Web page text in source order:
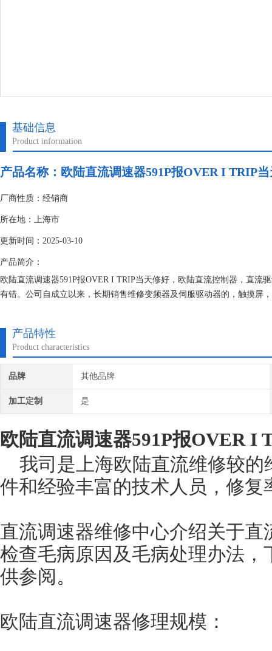
基础信息
Product information
产品名称： 欧陆直流调速器591P报OVER I TRIP
厂商性质：经销商
所在地：上海市
更新时间：2025-03-10
产品简介：
欧陆直流调速器591P报OVER I TRIP当天修好，欧陆直流控制器，直
有错。公司自成立以来，长期销售维修变频器及伺服驱动器的，触摸屏
产品特性
Product characteristics
品牌 其他品牌
加工定制 是
欧陆直流调速器591P报OVER I
我司是上海欧陆直流维修较的
件和经验丰富的技术人员，修复
直流调速器维修中心介绍关于
检查毛病原因及毛病处理办法
供参阅。
欧陆直流调速器修理规模：